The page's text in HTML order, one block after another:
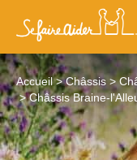
Accueil Châssis
Châssis Braine-